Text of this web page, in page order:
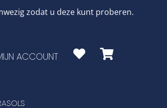
zodat u deze kunt proberen.
ACCOUNT